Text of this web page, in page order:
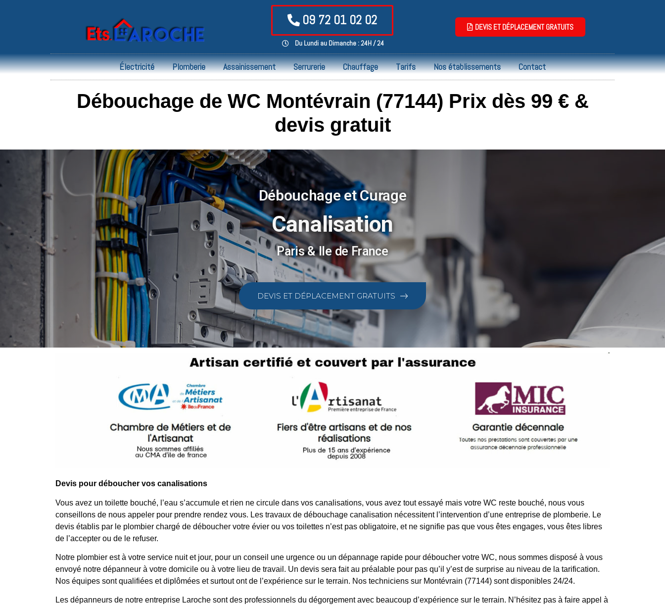
09 72 01 02 02
Du Lundi au Dimanche : 24H / 24
DEVIS ET DÉPLACEMENT GRATUITS
Électricité Plomberie Assainissement Serrurerie Chauffage Tarifs Nos établissements Contact
Débouchage de WC Montévrain (77144) Prix dès 99 € &
devis gratuit
Débouchage et Curage
Canalisation
Paris & Ile de France
DEVIS ET DÉPLACEMENT GRATUITS
Devis pour déboucher vos canalisations
Vous avez un toilette bouché, l’eau s’accumule et rien ne circule dans vos canalisations, vous avez tout essayé mais votre WC reste bouché, nous vous
conseillons de nous appeler pour prendre rendez vous. Les travaux de débouchage canalisation nécessitent l’intervention d’une entreprise de plomberie. Le
devis établis par le plombier chargé de déboucher votre évier ou vos toilettes n’est pas obligatoire, et ne signifie pas que vous êtes engages, vous êtes libres
de l’accepter ou de le refuser.
Notre plombier est à votre service nuit et jour, pour un conseil une urgence ou un dépannage rapide pour déboucher votre WC, nous sommes disposé à vous
envoyé notre dépanneur à votre domicile ou à votre lieu de travail. Un devis sera fait au préalable pour pas qu’il y’est de surprise au niveau de la tarification.
Nos équipes sont qualifiées et diplômées et surtout ont de l’expérience sur le terrain. Nos techniciens sur Montévrain (77144) sont disponibles 24/24.
Les dépanneurs de notre entreprise Laroche sont des professionnels du dégorgement avec beaucoup d’expérience sur le terrain. N’hésitez pas à faire appel à